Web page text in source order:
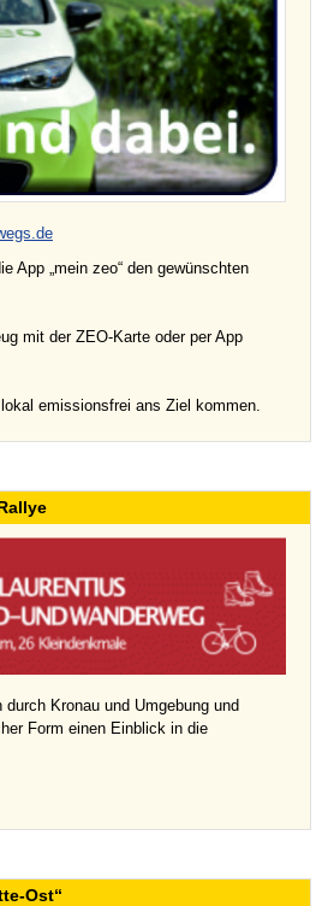
App „mein zeo“ den gewünschten
mit der ZEO-Karte oder per App
emissionsfrei ans Ziel kommen.
Kronau und Umgebung und
Form einen Einblick in die
Ost“